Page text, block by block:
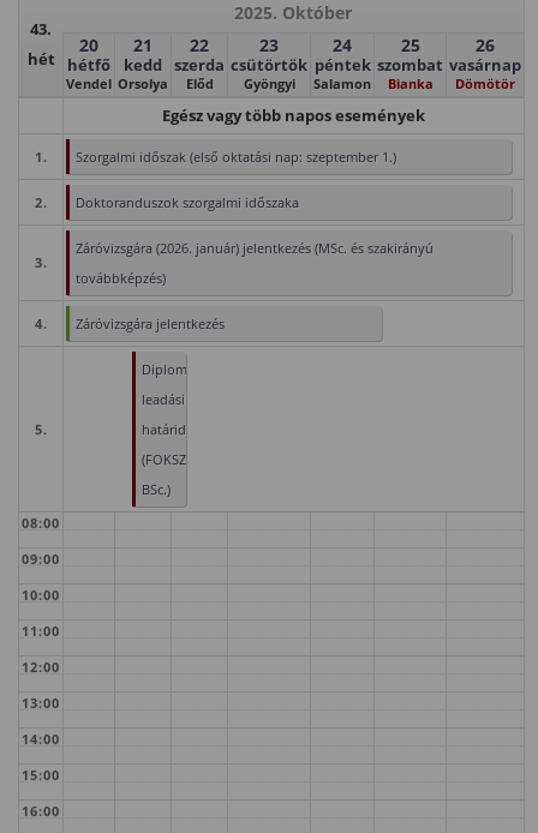
43.
hét
2025. Október
20
hétfő
Vendel
21
kedd
Orsolya
22
szerda
Előd
23
csütörtök
Gyöngyi
24
péntek
Salamon
25
szombat
Bianka
26
vasárnap
Dömötör
Egész vagy több napos események
1. Szorgalmi időszak (első oktatási nap: szeptember 1.)
2. Doktoranduszok szorgalmi időszaka
3.
Záróvizsgára (2026. január) jelentkezés (MSc. és szakirányú
továbbképzés)
4. Záróvizsgára jelentkezés
5.
Diploma/szakdolgozat/záródolgozat
leadási
határidő
(FOKSZ,
BSc.)
08:00
09:00
10:00
11:00
12:00
13:00
14:00
15:00
16:00